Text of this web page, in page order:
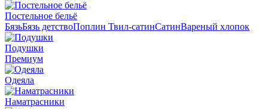
Постельное бельё
БязьБязь детствоПоплин Твил-сатинСатинВареный хлопок
Подушки
Премиум
Одеяла
Наматрасники